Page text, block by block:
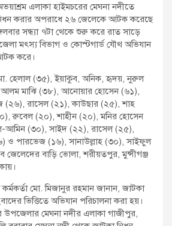
এলাকা হাইমচরের মেঘনা নদীতে
করার অপরাধে ২৬ জেলেকে আটক করেছে
সন্ধ্যা ৭টা থেকে শুরু করে রাত সাড়ে
মৎস্য বিভাগ ও কোস্টগার্ড যৌথ অভিযান
করে।
হেলাল (৩৫), ইয়াকুব, অনিক, হৃদয়, নুরুল
আলম মাঝি (৩৮), আনোয়ার হোসেন (৬১),
(২৬), রাসেল (২১), কাউছার (২৫), শাহ
রুবেল (২০), শাহীন (২০), মনির হোসেন
(৩০), সাইদ (২২), রাসেল (২৫),
ও পারভেজ (১৬), সানাউল্লাহ (৩০), সাইফুল
বাড়ি ভোলা, শরীয়তপুর, মুন্সীগঞ্জ
মো. মিজানুর রহমান জানান, জাটকা
ভিত্তিতে অভিযান পরিচালনা করা হয়।
উপজেলার মেঘনা নদীর এলাকা গাজীপুর,